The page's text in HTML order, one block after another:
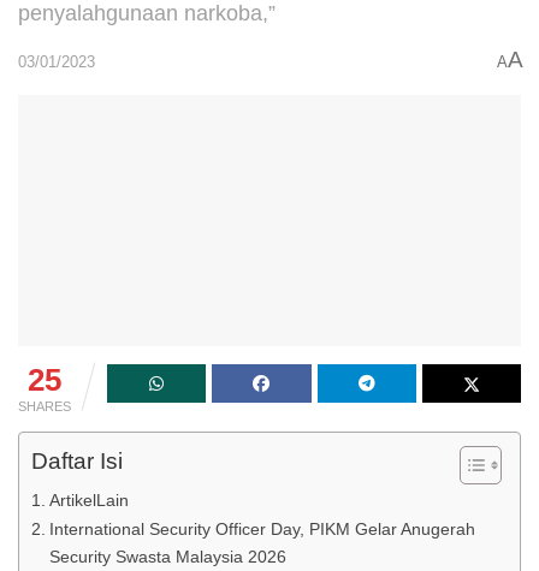
penyalahgunaan narkoba,”
03/01/2023 AA
25
SHARES
Daftar Isi
ArtikelLain
International Security Officer Day, PIKM Gelar Anugerah
Security Swasta Malaysia 2026